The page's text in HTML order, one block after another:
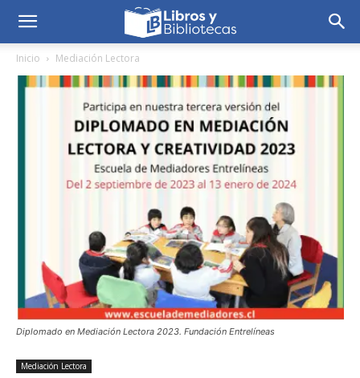
Inicio Mediación Lectora
Diplomado en Mediación Lectora 2023. Fundación Entrelíneas
Mediación Lectora